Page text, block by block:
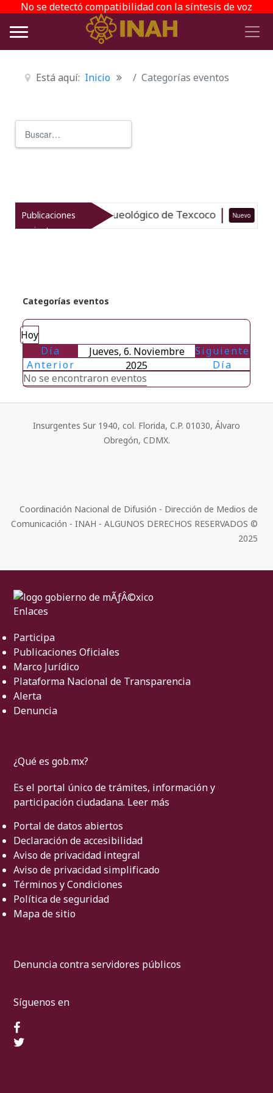
No se detectó compatibilidad con la síntesis de voz
Está aquí: Inicio Categorías eventos
Publicaciones
recientes
el patrimonio arqueológico de Texcoco Nuevo
Categorías eventos
Hoy
Día
Anterior
Jueves, 6. Noviembre
2025
Siguiente
Día
No se encontraron eventos
Insurgentes Sur 1940, col. Florida, C.P. 01030, Álvaro
Obregón, CDMX.
Coordinación Nacional de Difusión - Dirección de Medios de
Comunicación - INAH - ALGUNOS DERECHOS RESERVADOS ©
2025
Enlaces
Participa
Publicaciones Oficiales
Marco Jurídico
Plataforma Nacional de Transparencia
Alerta
Denuncia
¿Qué es gob.mx?
Es el portal único de trámites, información y
participación ciudadana. Leer más
Portal de datos abiertos
Declaración de accesibilidad
Aviso de privacidad integral
Aviso de privacidad simplificado
Términos y Condiciones
Política de seguridad
Mapa de sitio
Denuncia contra servidores públicos
Síguenos en